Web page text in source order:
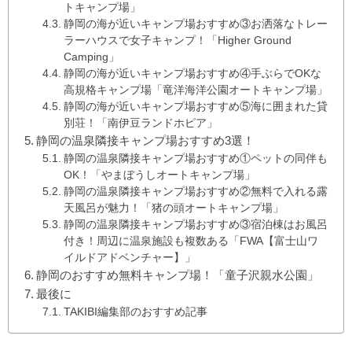
トキャンプ場」
静岡の海が近いキャンプ場おすすめ③お洒落なトレー
ラーハウスで女子キャンプ！「Higher Ground
Camping」
静岡の海が近いキャンプ場おすすめ④手ぶらでOKな
高規格キャンプ場「竜洋海洋公園オートキャンプ場」
静岡の海が近いキャンプ場おすすめ⑤海に囲まれた貸
別荘！「南伊豆ランドホピア」
静岡の温泉隣接キャンプ場おすすめ3選！
静岡の温泉隣接キャンプ場おすすめ①ペットの同伴も
OK！「やまぼうしオートキャンプ場」
静岡の温泉隣接キャンプ場おすすめ②無料で入れる露
天風呂が魅力！「猪の頭オートキャンプ場」
静岡の温泉隣接キャンプ場おすすめ③宿泊棟はお風呂
付き！周辺に温泉施設も複数ある「FWA【富士山ワ
イルドアドベンチャー】」
静岡のおすすめ無料キャンプ場！「童子沢親水公園」
最後に
TAKIBI編集部のおすすめ記事